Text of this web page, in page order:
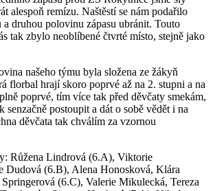
alespoň remízu. Naštěstí se nám podařilo
druhou polovinu zápasu ubránit. Touto
tak zbylo neoblíbené čtvrté místo, stejně jako
našeho týmu byla složena ze žákyň
florbal hrají skoro poprvé až na 2. stupni a na
poprvé, tím více tak před děvčaty smekám,
senzačně postoupit a dát o sobě vědět i na
děvčata tak chválím za vzornou
Růžena Lindrová (6.A), Viktorie
Dudová (6.B), Alena Honosková, Klára
(6.C), Valerie Mikulecká, Tereza